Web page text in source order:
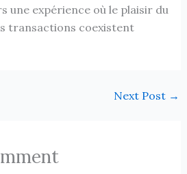
une expérience où le plaisir du
transactions coexistent
Next Post →